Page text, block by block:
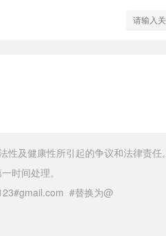
及健康性所引起的争议和法律责任。
时间处理。
#替换为@